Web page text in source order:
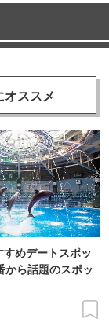
オススメ
すめデートスポッ
から話題のスポッ